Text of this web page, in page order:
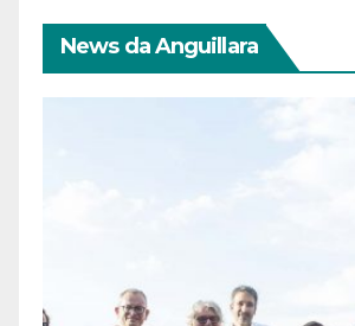
News da Anguillara